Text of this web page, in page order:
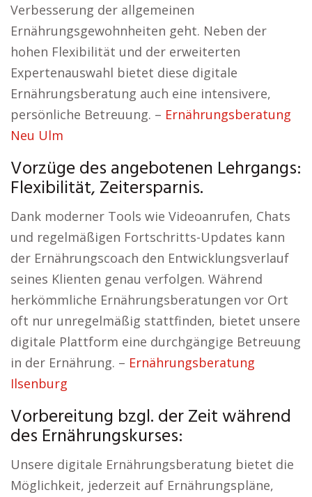
Verbesserung der allgemeinen
Ernährungsgewohnheiten geht. Neben der
hohen Flexibilität und der erweiterten
Expertenauswahl bietet diese digitale
Ernährungsberatung auch eine intensivere,
persönliche Betreuung. – Ernährungsberatung
Neu Ulm
Vorzüge des angebotenen Lehrgangs:
Flexibilität, Zeitersparnis.
Dank moderner Tools wie Videoanrufen, Chats
und regelmäßigen Fortschritts-Updates kann
der Ernährungscoach den Entwicklungsverlauf
seines Klienten genau verfolgen. Während
herkömmliche Ernährungsberatungen vor Ort
oft nur unregelmäßig stattfinden, bietet unsere
digitale Plattform eine durchgängige Betreuung
in der Ernährung. – Ernährungsberatung
Ilsenburg
Vorbereitung bzgl. der Zeit während
des Ernährungskurses:
Unsere digitale Ernährungsberatung bietet die
Möglichkeit, jederzeit auf Ernährungspläne,